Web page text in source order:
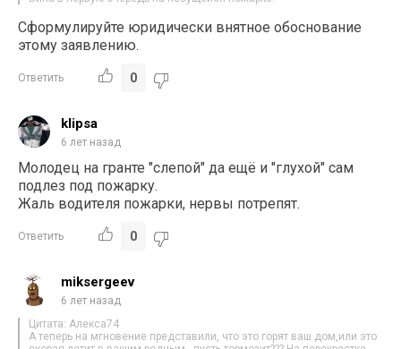
Сформулируйте юридически внятное обоснование
этому заявлению.
Ответить 0
klipsa
6 лет назад
Молодец на гранте "слепой" да ещё и "глухой" сам
подлез под пожарку.
Жаль водителя пожарки, нервы потрепят.
Ответить 0
miksergeev
6 лет назад
Цитата: Алекса74
А теперь на мгновение представили, что это горят ваш дом,или это